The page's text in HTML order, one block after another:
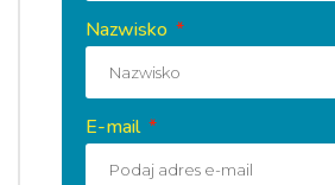
Nazwisko
E-mail